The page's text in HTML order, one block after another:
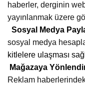
haberler, derginin
yayınlanmak üzere
Sosyal Medya
sosyal medya
kitlelere ulaşması
Mağazaya
Reklam